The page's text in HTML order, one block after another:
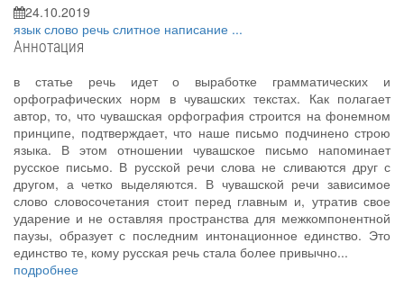
24.10.2019
язык слово речь слитное написание ...
Аннотация
в статье речь идет о выработке грамматических и
орфографических норм в чувашских текстах. Как полагает
автор, то, что чувашская орфография строится на фонемном
принципе, подтверждает, что наше письмо подчинено строю
языка. В этом отношении чувашское письмо напоминает
русское письмо. В русской речи слова не сливаются друг с
другом, а четко выделяются. В чувашской речи зависимое
слово словосочетания стоит перед главным и, утратив свое
ударение и не оставляя пространства для межкомпонентной
паузы, образует с последним интонационное единство. Это
единство те, кому русская речь стала более привычно...
подробнее